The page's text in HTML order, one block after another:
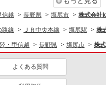
信越 長野県 塩尻市 株式会社
路線 ＪＲ中央本線 塩尻駅 株
・甲信越 長野県 塩尻市 株
よくある質問